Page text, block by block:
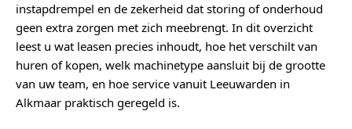
instapdrempel en de zekerheid dat storing of onderhoud
geen extra zorgen met zich meebrengt. In dit overzicht
leest u wat leasen precies inhoudt, hoe het verschilt van
huren of kopen, welk machinetype aansluit bij de grootte
van uw team, en hoe service vanuit Leeuwarden in
Alkmaar praktisch geregeld is.